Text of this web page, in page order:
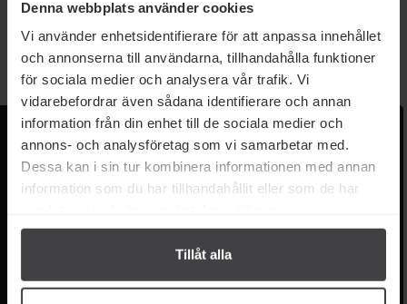
Denna webbplats använder cookies
Vi använder enhetsidentifierare för att anpassa innehållet
och annonserna till användarna, tillhandahålla funktioner
för sociala medier och analysera vår trafik. Vi
vidarebefordrar även sådana identifierare och annan
information från din enhet till de sociala medier och
annons- och analysföretag som vi samarbetar med.
Dessa kan i sin tur kombinera informationen med annan
information som du har tillhandahållit eller som de har
Tillåt alla
Mer info
Kundservice
Kontakta oss
Vanliga frågor
Betalning
Cookieinställningar
Populära länkar
Monin
Lyxkonserver
Olivolja
Kaffe & Te
Pistagekräm